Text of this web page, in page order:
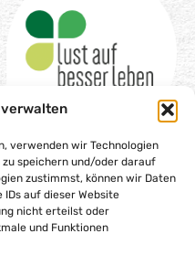
verwenden wir Technologien
speichern und/oder darauf
zustimmst, können wir Daten
auf dieser Website
nicht erteilst oder
und Funktionen